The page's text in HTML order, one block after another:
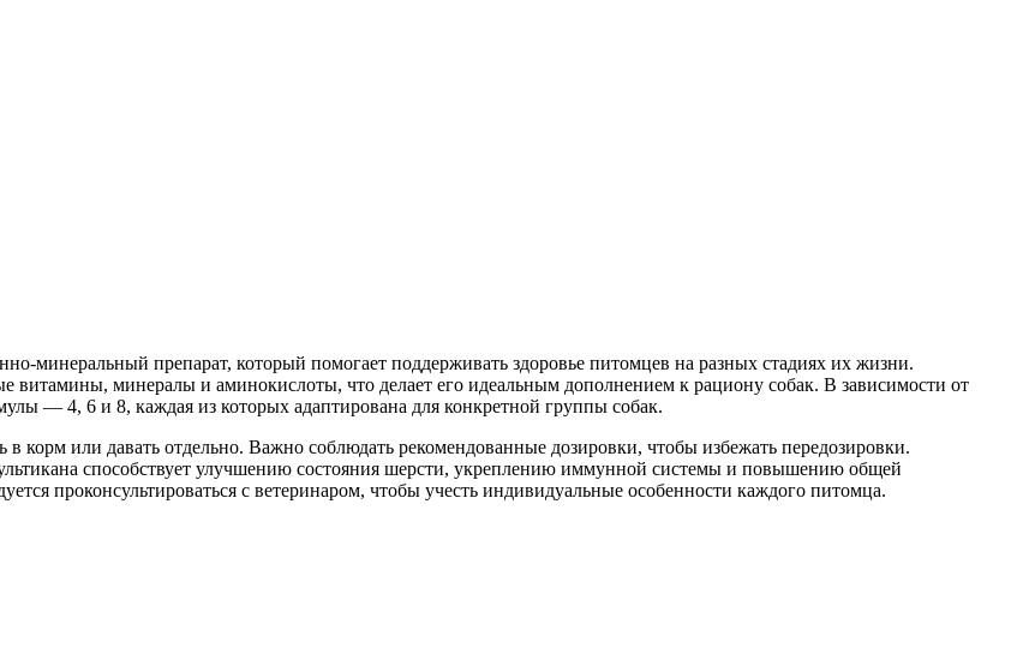
минеральный препарат, который помогает поддерживать здоровье питомцев на разных стадиях их жизни.
витамины, минералы и аминокислоты, что делает его идеальным дополнением к рациону собак. В зависимости от
— 4, 6 и 8, каждая из которых адаптирована для конкретной группы собак.
корм или давать отдельно. Важно соблюдать рекомендованные дозировки, чтобы избежать передозировки.
способствует улучшению состояния шерсти, укреплению иммунной системы и повышению общей
проконсультироваться с ветеринаром, чтобы учесть индивидуальные особенности каждого питомца.